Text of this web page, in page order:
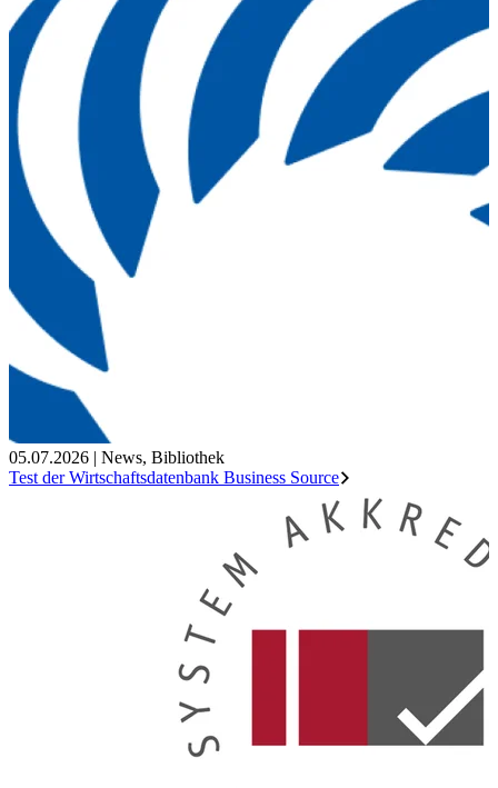
05.07.2026 | News, Bibliothek
Test der Wirtschaftsdatenbank Business Source